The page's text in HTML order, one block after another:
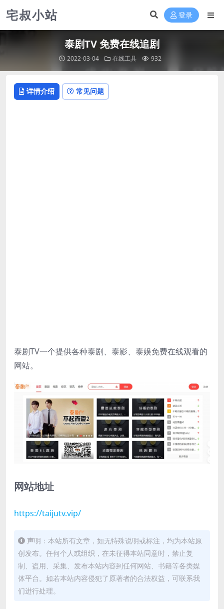
宅叔小站 登录
泰剧TV 免费在线追剧
2022-03-04 在线工具 932
详情介绍 常见问题
泰剧TV一个提供各种泰剧、泰影、泰娱免费在线观看的
网站。
网站地址
https://taijutv.vip/
声明：本站所有文章，如无特殊说明或标注，均为本站原
创发布。任何个人或组织，在未征得本站同意时，禁止复
制、盗用、采集、发布本站内容到任何网站、书籍等各类媒
体平台。如若本站内容侵犯了原著者的合法权益，可联系我
们进行处理。